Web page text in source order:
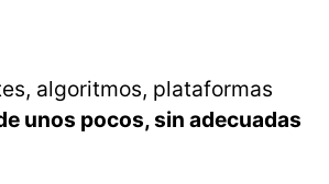
algoritmos, plataformas
unos pocos, sin adecuadas